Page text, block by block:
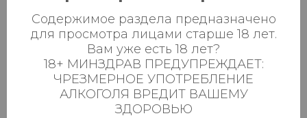
Батыршина 20Б
Пн-Вс с 08:00 до
23:00
20 шт.
Магистральная 22д
Пн-Вс с 08:00 до
23:00
0 шт.
Осиновская 2В,
Пн-Вс с 09:00 до
23:00
Содержимое раздела предназначено
для просмотра лицами старше 18 лет.
Вам уже есть 18 лет?
18+ МИНЗДРАВ ПРЕДУПРЕЖДАЕТ:
ЧРЕЗМЕРНОЕ УПОТРЕБЛЕНИЕ
АЛКОГОЛЯ ВРЕДИТ ВАШЕМУ
ЗДОРОВЬЮ